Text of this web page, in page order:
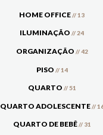
HOME OFFICE// 13
ILUMINAÇÃO // 24
ORGANIZAÇÃO // 42
PISO // 14
QUARTO // 51
QUARTO ADOLESCENTE//
QUARTO DE BEBÊ// 31